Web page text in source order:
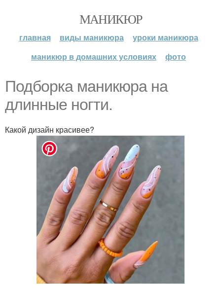
МАНИКЮР
главная виды маникюра
уроки маникюра
маникюр в домашних условиях
фото
Подборка маникюра на
длинные ногти.
Какой дизайн красивее?